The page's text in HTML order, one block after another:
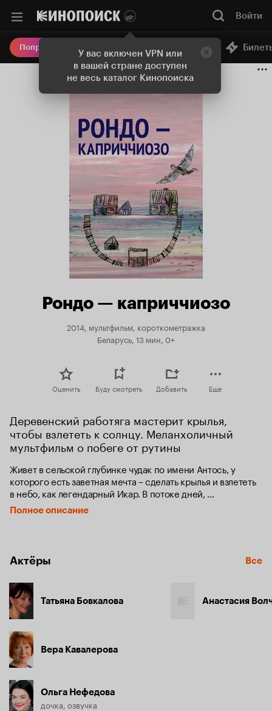
У вас включен VPN или
в вашей стране доступен
не весь каталог Кинопоиска
Войти
Попробовать Плюс Онлайн-кинотеатр
Рондо — каприччиозо
2014, мультфильм, короткометражка
Беларусь, 13 мин, 0+
Оценить Буду смотреть Добавить Еще
Деревенский работяга мастерит крылья,
чтобы взлететь к солнцу. Меланхоличный
мультфильм о побеге от рутины
Живет в сельской глубинке чудак по имени Антось, у
которого есть заветная мечта – сделать крылья и взлететь
в небо, как легендарный Икар. В потоке дней,
наполненных заботами о большой семье, выкраивает он
свободную минуту и уходит с головой в любимое занятие
Полное описание
Актёры Все
Татьяна Бовкалова
Вера Кавалерова
Ольга Нефедова
дочка, озвучка
Анастасия